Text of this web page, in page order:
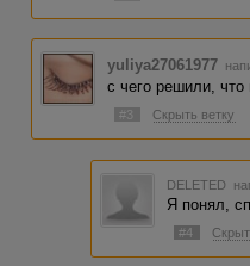
yuliya27061977
с чего решили, что
#3 Скрыть ветку
DELETED
Я понял,
#4